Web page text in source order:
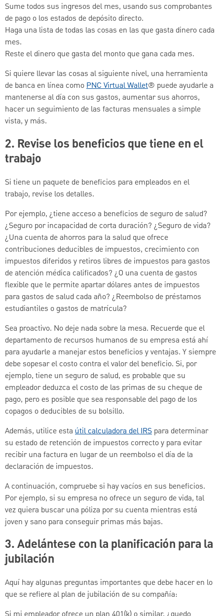
Sume todos sus ingresos del mes, usando sus comprobantes
de pago o los estados de depósito directo.
Haga una lista de todas las cosas en las que gasta dinero cada
mes.
Reste el dinero que gasta del monto que gana cada mes.
Si quiere llevar las cosas al siguiente nivel, una herramienta
de banca en línea comoPNC Virtual Wallet® puede ayudarle a
mantenerse al día con sus gastos, aumentar sus ahorros,
hacer un seguimiento de las facturas mensuales a simple
vista, y más.
2. Revise los beneficios que tiene en el
trabajo
Si tiene un paquete de beneficios para empleados en el
trabajo, revise los detalles.
Por ejemplo, ¿tiene acceso a beneficios de seguro de salud?
¿Seguro por incapacidad de corta duración? ¿Seguro de vida?
¿Una cuenta de ahorros para la salud que ofrece
contribuciones deducibles de impuestos, crecimiento con
impuestos diferidos y retiros libres de impuestos para gastos
de atención médica calificados? ¿O una cuenta de gastos
flexible que le permite apartar dólares antes de impuestos
para gastos de salud cada año? ¿Reembolso de préstamos
estudiantiles o gastos de matrícula?
Sea proactivo. No deje nada sobre la mesa. Recuerde que el
departamento de recursos humanos de su empresa está ahí
para ayudarle a manejar estos beneficios y ventajas. Y siempre
debe sopesar el costo contra el valor del beneficio. Si, por
ejemplo, tiene un seguro de salud, es probable que su
empleador deduzca el costo de las primas de su cheque de
pago, pero es posible que sea responsable del pago de los
copagos o deducibles de su bolsillo.
Además, utilice esta útil calculadora del IRS para determinar
su estado de retención de impuestos correcto y para evitar
recibir una factura en lugar de un reembolso el día de la
declaración de impuestos.
A continuación, compruebe si hay vacíos en sus beneficios.
Por ejemplo, si su empresa no ofrece un seguro de vida, tal
vez quiera buscar una póliza por su cuenta mientras está
joven y sano para conseguir primas más bajas.
3. Adelántese con la planificación para la
jubilación
Aquí hay algunas preguntas importantes que debe hacer en lo
que se refiere al plan de jubilación de su compañía: